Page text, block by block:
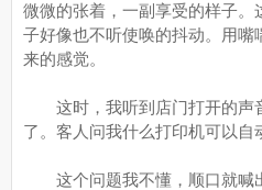
微微的张着，一副享受的样子。
子好像也不听使唤的抖动。用嘴
来的感觉。
这时，我听到店门打开的声
了。客人问我什么打印机可以自
这个问题我不懂，顺口就喊